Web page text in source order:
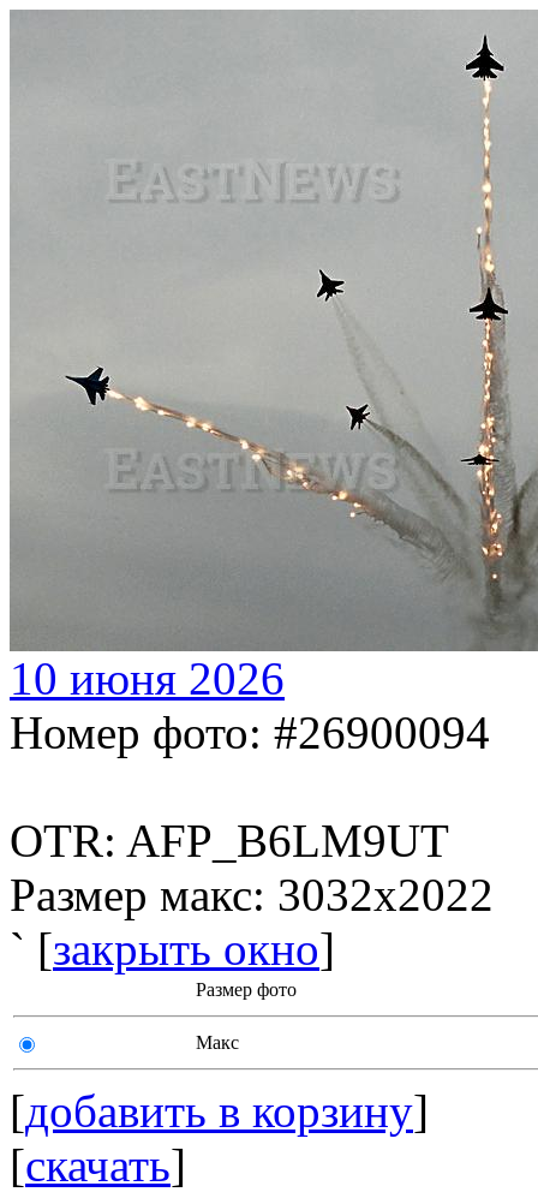
10 июня 2026
Номер фото: #26900094
OTR: AFP_B6LM9UT
Размер макс: 3032x2022
` [закрыть окно]
Размер фото
Макс
[добавить в корзину]
[скачать]